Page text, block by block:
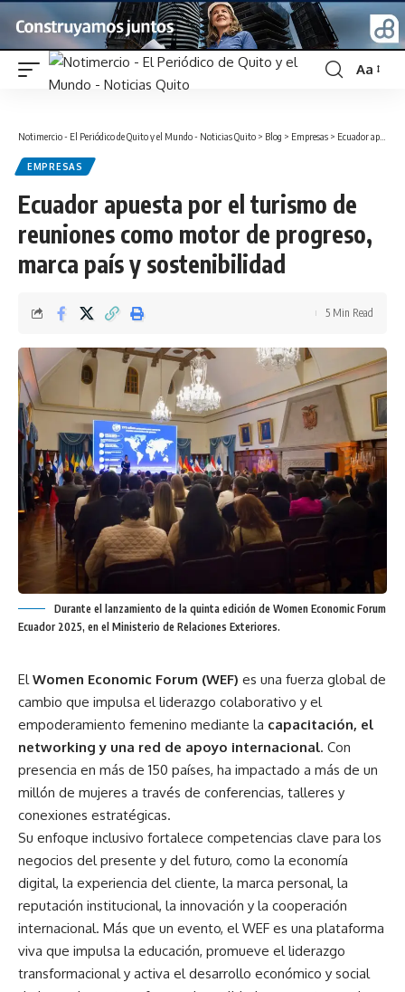
Font
Aa
Notimercio - El Periódico de Quito y el Mundo - Noticias Quito > Blog > Empresas > Ecuador apuesta por el turismo de reuniones como motor de progreso, marca país y sostenibilidad
EMPRESAS
Ecuador apuesta por el turismo de
reuniones como motor de progreso,
marca país y sostenibilidad
5 Min Read
Durante el lanzamiento de la quinta edición de Women Economic Forum
Ecuador 2025, en el Ministerio de Relaciones Exteriores.
El Women Economic Forum (WEF) es una fuerza global de
cambio que impulsa el liderazgo colaborativo y el
empoderamiento femenino mediante la capacitación, el
networking y una red de apoyo internacional. Con
presencia en más de 150 países, ha impactado a más de un
millón de mujeres a través de conferencias, talleres y
conexiones estratégicas.
Su enfoque inclusivo fortalece competencias clave para los
negocios del presente y del futuro, como la economía
digital, la experiencia del cliente, la marca personal, la
reputación institucional, la innovación y la cooperación
internacional. Más que un evento, el WEF es una plataforma
viva que impulsa la educación, promueve el liderazgo
transformacional y activa el desarrollo económico y social